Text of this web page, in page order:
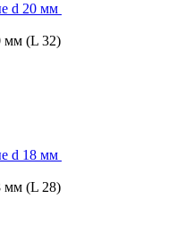
d 20 мм
мм (L 32)
d 18 мм
мм (L 28)